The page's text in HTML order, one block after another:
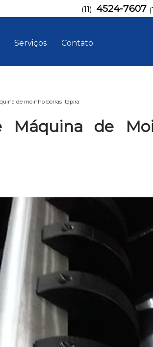
Serviços Contato
(11) 4524-7607
de moinho borras Itapira
Máquina de